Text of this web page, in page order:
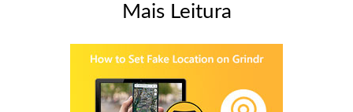
Mais Leitura